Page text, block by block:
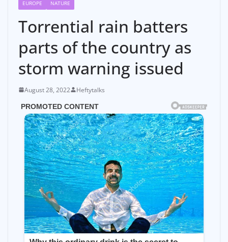
EUROPE NATURE
Torrential rain batters
parts of the country as
storm warning issued
August 28, 2022 Heftytalks